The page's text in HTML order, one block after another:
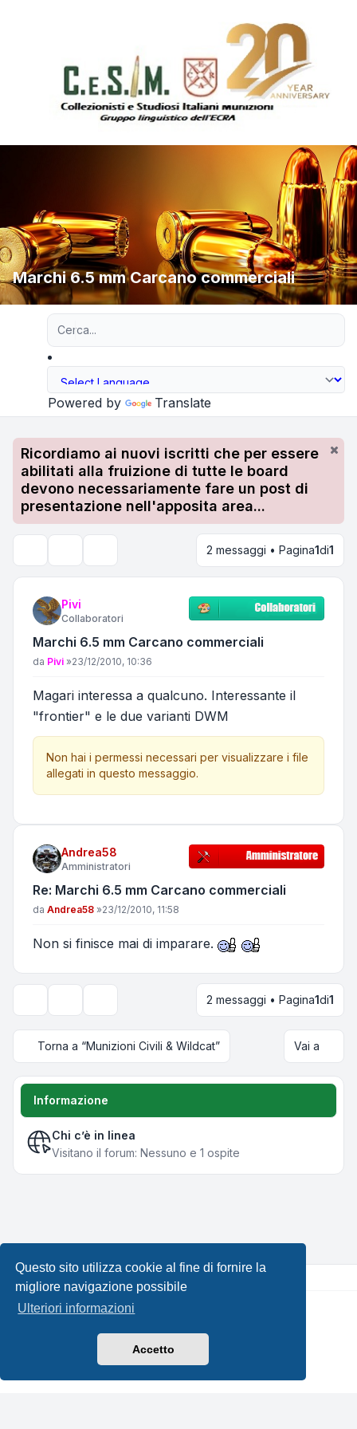
Questo sito utilizza cookie al fine di fornire la
migliore navigazione possibile
Ulteriori informazioni
Accetto
Marchi 6.5 mm Carcano commerciali
Powered by Translate
Ricordiamo ai nuovi iscritti che per essere
abilitati alla fruizione di tutte le board
devono necessariamente fare un post di
presentazione nell'apposita area...
2 messaggi • Pagina1di1
Pivi
Collaboratori
Marchi 6.5 mm Carcano commerciali
Messaggio
da Pivi »23/12/2010, 10:36
Magari interessa a qualcuno. Interessante il
"frontier" e le due varianti DWM
Non hai i permessi necessari per visualizzare i file
allegati in questo messaggio.
Andrea58
Amministratori
Re: Marchi 6.5 mm Carcano commerciali
Messaggio
da Andrea58 »23/12/2010, 11:58
Non si finisce mai di imparare.
Opzioni di visualizzazione e ordinamento
2 messaggi • Pagina1di1
Torna a “Munizioni Civili & Wildcat” Vai a
Informazione
Chi c’è in linea
Visitano il forum: Nessuno e 1 ospite
Creato daphpBB® Forum Software © phpBB Limited •
Leenoz.com
phpBB-Italia.it
Condizioni|Tutti gli orari sono